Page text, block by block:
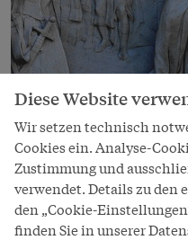
Bild
Rudolf Weyr:
Ende, Relief am
Wiener
Diese Website
Wir setzen technisch
Cookies ein. Analyse-
Zustimmung und
verwendet. Details zu den
den „Cookie-
finden Sie in unserer